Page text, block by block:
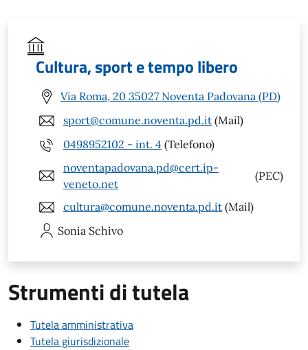
Cultura, sport e tempo libero
Via Roma, 20 35027 Noventa Padovana (PD)
sport@comune.noventa.pd.it (Mail)
0498952102 - int. 4 (Telefono)
noventapadovana.pd@cert.ip-
veneto.net
(PEC)
cultura@comune.noventa.pd.it (Mail)
Sonia Schivo
Strumenti di tutela
Tutela amministrativa
Tutela giurisdizionale